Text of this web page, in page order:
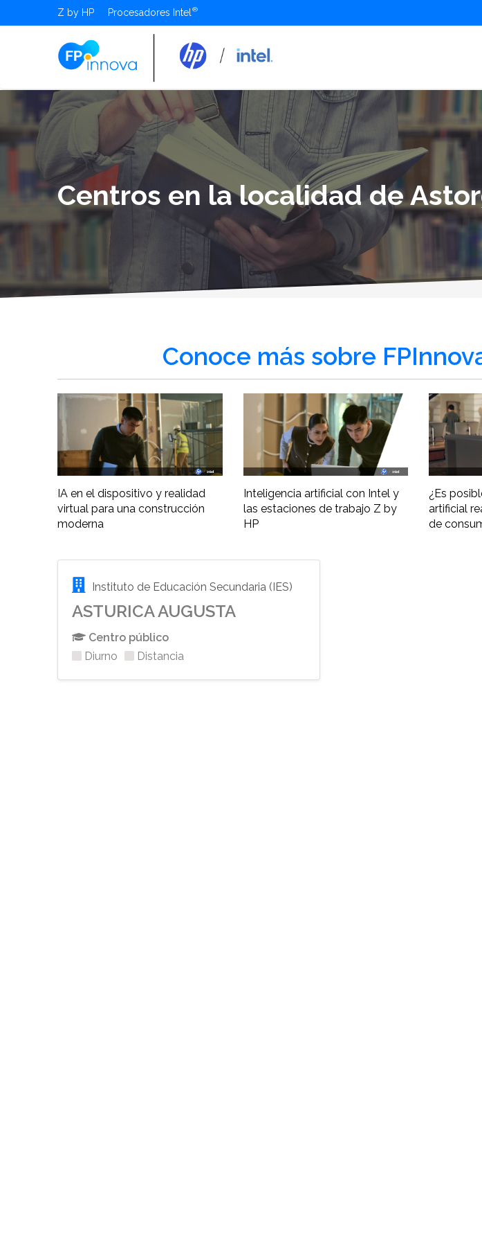
Z by HP Procesadores Intel
Centros en la localidad de
Conoce más sobre
IA en el dispositivo y realidad
virtual para una construcción
moderna
Inteligencia artificial con Intel y
las estaciones de trabajo Z by
HP
¿Es
artificial
de
Instituto de Educación Secundaria (IES)
ASTURICA AUGUSTA
Centro público
Diurno
Distancia